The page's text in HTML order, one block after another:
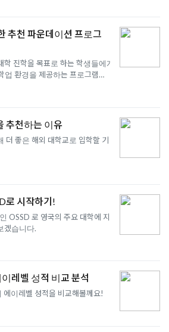
추천 파운데이션 프로그
진학을 목표로 하는 학생들에게
업 환경을 제공하는 프로그램입니
추천하는 이유
더 좋은 해외 대학교로 입학할 기
로 시작하기!
OSSD 로 영국의 주요 대학에 지
겠습니다.
레벨 성적 비교 분석
이레벨 성적을 비교해볼께요!